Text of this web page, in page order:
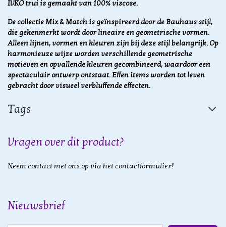
IVKO trui is gemaakt van 100% viscose.
De collectie Mix & Match is geïnspireerd door de Bauhaus stijl,
die gekenmerkt wordt door lineaire en geometrische vormen.
Alleen lijnen, vormen en kleuren zijn bij deze stijl belangrijk. Op
harmonieuze wijze worden verschillende geometrische
motieven en opvallende kleuren gecombineerd, waardoor een
spectaculair ontwerp ontstaat. Effen items worden tot leven
gebracht door visueel verbluffende effecten.
Tags
Vragen over dit product?
Neem contact met ons op via het contactformulier!
Nieuwsbrief